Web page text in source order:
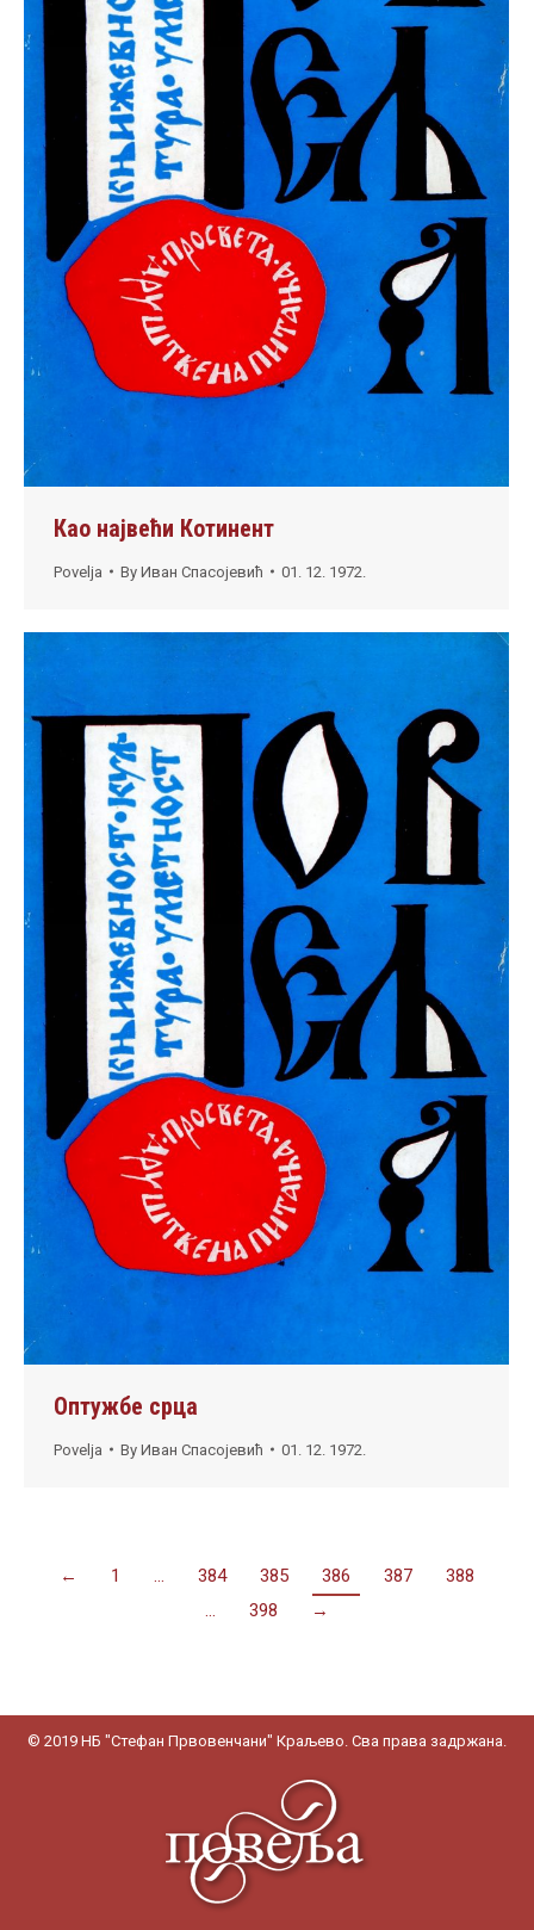
Као највећи Котинент
Povelja By Иван Спасојевић 01. 12. 1972.
Оптужбе срца
Povelja By Иван Спасојевић 01. 12. 1972.
← 1 … 384 385 386 387
388
…
398 →
© 2019 НБ "Стефан Првовенчани" Краљево. Сва права задржана.